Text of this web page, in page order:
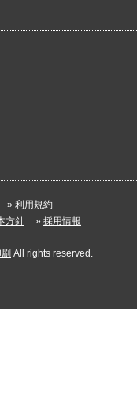
利用規約
方針 採用情報
All rights reserved.